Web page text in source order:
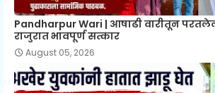
Pandharpur Wari | आषाढी वारीतून
राजुरात भावपूर्ण सत्कार
August 05, 2026